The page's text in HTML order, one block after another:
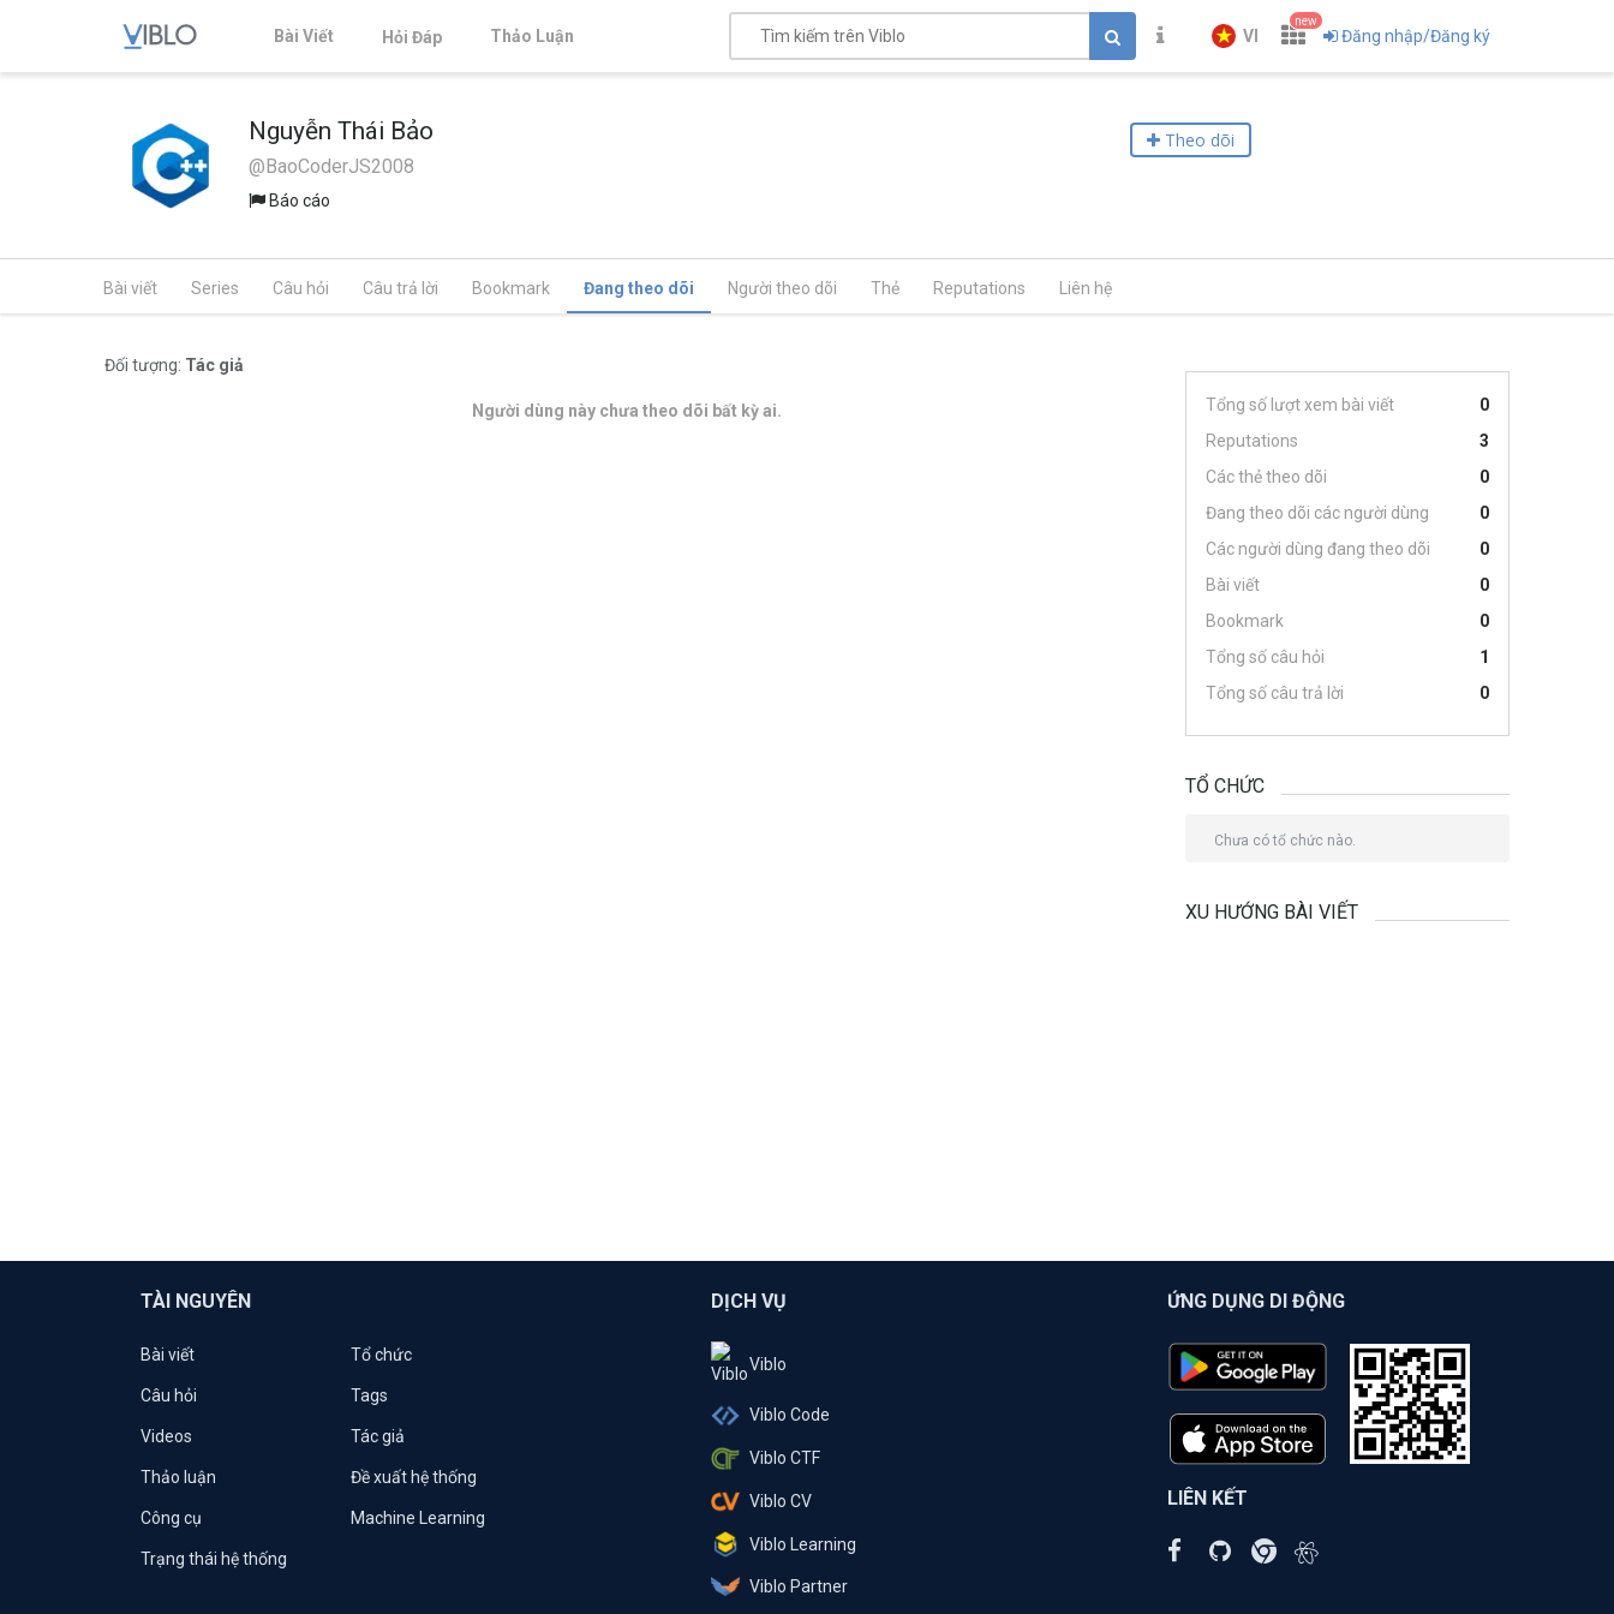
Bài Viết Hỏi Đáp Thảo Luận VI
new
Đăng nhập/Đăng ký
Nguyễn Thái Bảo
@BaoCoderJS2008
Báo cáo
Theo dõi
Bài viết Series Câu hỏi Câu trả lời Bookmark Đang theo dõi Người theo dõi Thẻ Reputations Liên hệ
Đối tượng: Tác giả
Người dùng này chưa theo dõi bất kỳ ai. Tổng số lượt xem bài viết
0
Reputations
3
Các thẻ theo dõi
0
Đang theo dõi các người dùng
0
Các người dùng đang theo dõi
0
Bài viết
0
Bookmark
0
Tổng số câu hỏi
1
Tổng số câu trả lời
0
TỔ CHỨC
Chưa có tổ chức nào.
XU HƯỚNG BÀI VIẾT
TÀI NGUYÊN
Bài viết Tổ chức
Câu hỏi Tags
Videos Tác giả
Thảo luận Đề xuất hệ thống
Công cụ Machine Learning
Trạng thái hệ thống
DỊCH VỤ
Viblo
Viblo Code
Viblo CTF
Viblo CV
Viblo Learning
Viblo Partner
ỨNG DỤNG DI ĐỘNG
LIÊN KẾT